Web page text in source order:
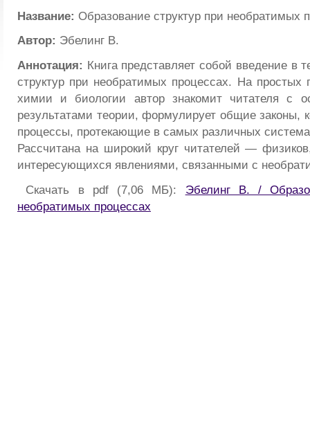
Название: Образование структур при необратимых
Автор: Эбелинг В.
Аннотация: Книга представляет собой введение в
структур при необратимых процессах. На
химии и биологии автор знакомит читателя с
результатами теории, формулирует общие законы,
процессы, протекающие в самых различных
Рассчитана на широкий круг читателей —
интересующихся явлениями, связанными с
Скачать в pdf (7,06 МБ): Эбелинг В. /
необратимых процессах